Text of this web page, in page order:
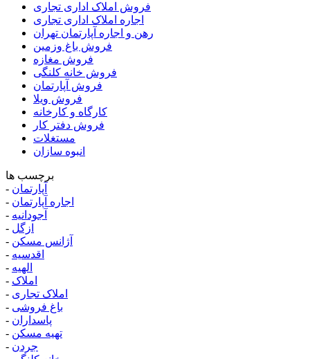
فروش املاک اداری تجاری
اجاره املاک اداری تجاری
رهن و اجاره آپارتمان تهران
فروش باغ وزمین
فروش مغازه
فروش خانه کلنگی
فروش آپارتمان
فروش ویلا
کارگاه و کارخانه
فروش دفتر کار
مستغلات
انبوه سازان
برچسب ها
- آپارتمان
- اجاره آپارتمان
- آجودانیه
- ازگل
- آژانس مسکن
- اقدسیه
- الهیه
- املاک
- املاک تجاری
- باغ فروشی
- پاسداران
- تهیه مسکن
- جردن